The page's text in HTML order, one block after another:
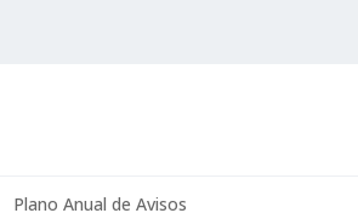
Plano Anual de Avisos